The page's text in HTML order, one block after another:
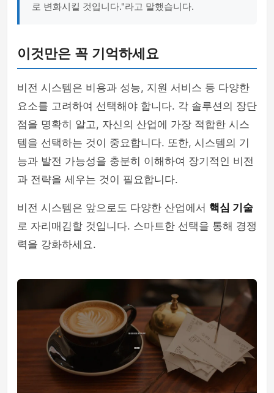
로 변화시킬 것입니다."라고 말했습니다.
이것만은 꼭 기억하세요
비전 시스템은 비용과 성능, 지원 서비스 등 다양한
요소를 고려하여 선택해야 합니다. 각 솔루션의 장단
점을 명확히 알고, 자신의 산업에 가장 적합한 시스
템을 선택하는 것이 중요합니다. 또한, 시스템의 기
능과 발전 가능성을 충분히 이해하여 장기적인 비전
과 전략을 세우는 것이 필요합니다.
비전 시스템은 앞으로도 다양한 산업에서 핵심 기술
로 자리매김할 것입니다. 스마트한 선택을 통해 경쟁
력을 강화하세요.